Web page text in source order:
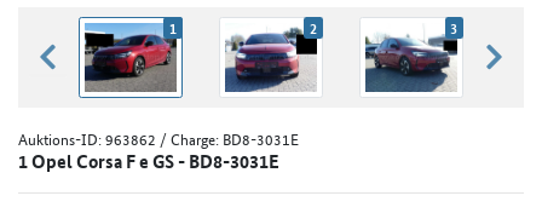
zurück blättern
1 2 3
Auktions-ID:963862 / Charge: BD8-3031E
1 Opel Corsa F e GS - BD8-3031E